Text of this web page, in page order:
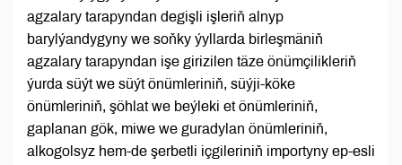
agzalary tarapyndan degişli işleriň alnyp
barylýandygyny we soňky ýyllarda birleşmäniň
agzalary tarapyndan işe girizilen täze önümçilikleriň
ýurda süýt we süýt önümleriniň, süýji-köke
önümleriniň, şöhlat we beýleki et önümleriniň,
gaplanan gök, miwe we guradylan önümleriniň,
alkogolsyz hem-de şerbetli içgileriniň importyny ep-esli